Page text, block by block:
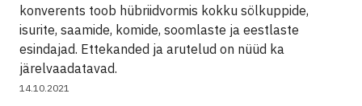
konverents toob hübriidvormis kokku sölkuppide,
isurite, saamide, komide, soomlaste ja eestlaste
esindajad. Ettekanded ja arutelud on nüüd ka
järelvaadatavad.
14.10.2021